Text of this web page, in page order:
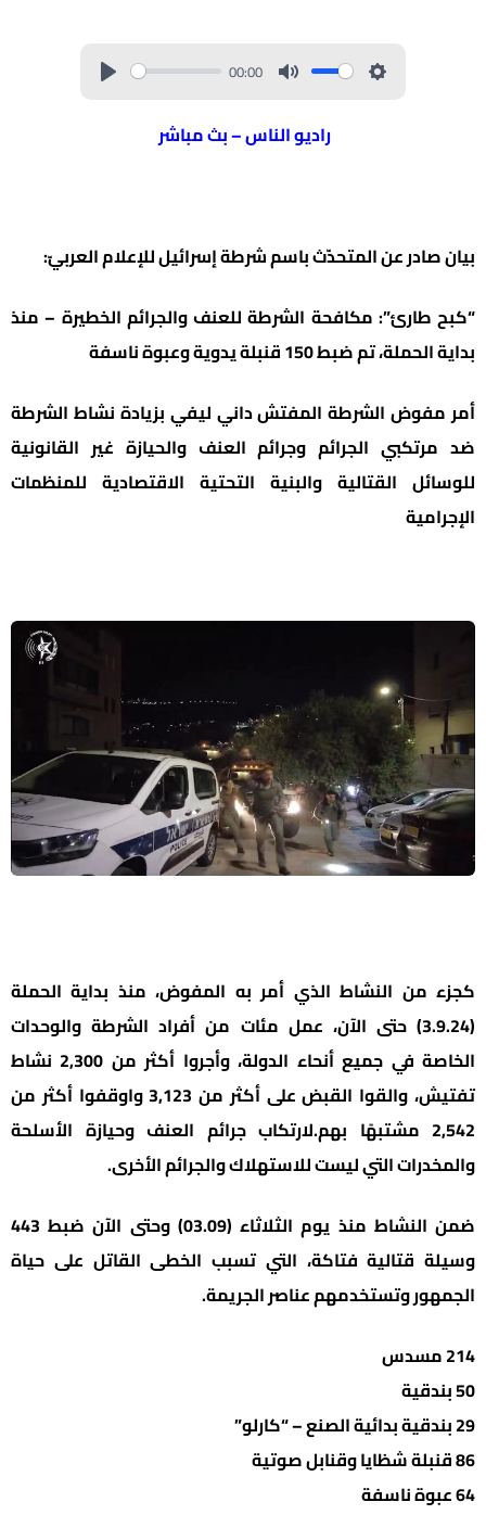
00:00
راديو الناس – بث مباشر
بيان صادر عن المتحدّث باسم شرطة إسرائيل للإعلام العربيّ:
“كبح طارئ”: مكافحة الشرطة للعنف والجرائم الخطيرة – منذ
بداية الحملة، تم ضبط 150 قنبلة يدوية وعبوة ناسفة
أمر مفوض الشرطة المفتش داني ليفي بزيادة نشاط الشرطة
ضد مرتكبي الجرائم وجرائم العنف والحيازة غير القانونية
للوسائل القتالية والبنية التحتية الاقتصادية للمنظمات
الإجرامية
كجزء من النشاط الذي أمر به المفوض، منذ بداية الحملة
(3.9.24) حتى الآن، عمل مئات من أفراد الشرطة والوحدات
الخاصة في جميع أنحاء الدولة، وأجروا أكثر من 2,300 نشاط
تفتيش، والقوا القبض على أكثر من 3,123 واوقفوا أكثر من
2,542 مشتبهًا بهم.لارتكاب جرائم العنف وحيازة الأسلحة
والمخدرات التي ليست للاستهلاك والجرائم الأخرى.
ضمن النشاط منذ يوم الثلاثاء (03.09) وحتى الآن ضبط 443
وسيلة قتالية فتاكة، التي تسبب الخطى القاتل على حياة
الجمهور وتستخدمهم عناصر الجريمة.
214 مسدس
50 بندقية
29 بندقية بدائية الصنع – “كارلو”
86 قنبلة شظايا وقنابل صوتية
64 عبوة ناسفة